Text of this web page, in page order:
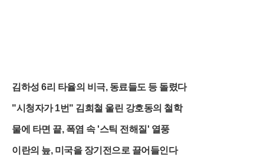
김하성 6리 타율의 비극, 동료들도 등 돌렸다
"시청자가 1번" 김희철 울린 강호동의 철학
물에 타면 끝, 폭염 속 '스틱 전해질' 열풍
이란의 늪, 미국을 장기전으로 끌어들인다